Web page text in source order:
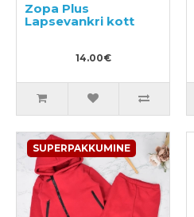
Zopa Plus
Lapsevankri kott
14.00€
SUPERPAKKUMINE